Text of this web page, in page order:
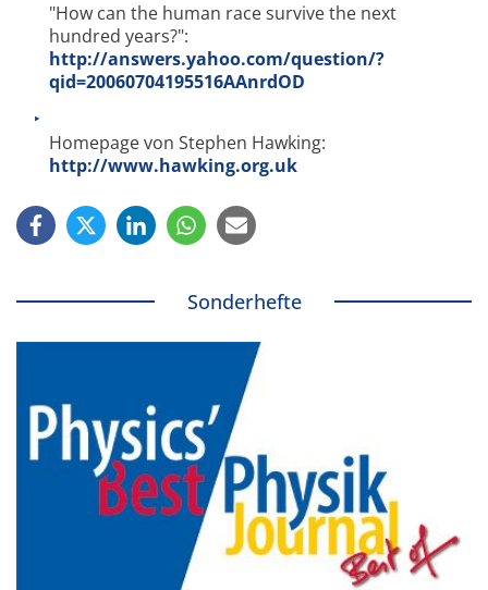
"How can the human race survive the next
hundred years?":
http://answers.yahoo.com/question/?
qid=20060704195516AAnrdOD
Homepage von Stephen Hawking:
http://www.hawking.org.uk
Sonderhefte